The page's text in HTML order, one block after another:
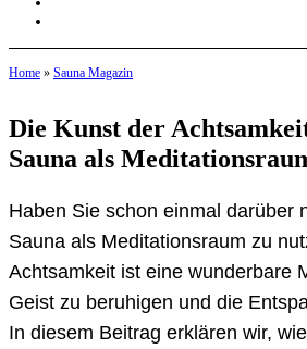
Home » Sauna Magazin
Die Kunst der
Sauna als
Haben Sie schon einmal darüber
Sauna als Meditationsraum zu
Achtsamkeit ist eine wunderbare
Geist zu beruhigen und die
In diesem Beitrag erklären wir,